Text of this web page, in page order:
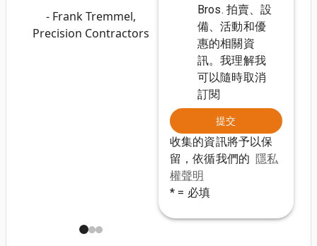
Bros. 拍賣、設
備、活動和優
惠的相關資
訊。我理解我
可以隨時取消
訂閱
提交
收集的資訊將予以保
留，依循我們的 隱私
權聲明
* = 必填
- Frank Tremmel,
Precision Contractors